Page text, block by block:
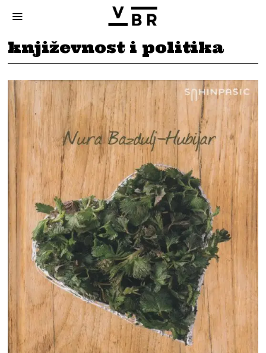
književnost i politika